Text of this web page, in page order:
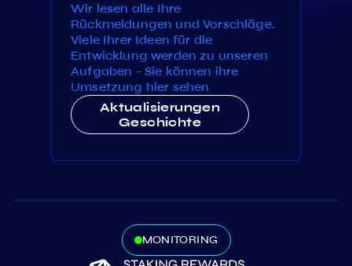
Wir lesen alle Ihre
Rückmeldungen und Vorschläge.
Viele Ihrer Ideen für die
Entwicklung werden zu unseren
Aufgaben - Sie können ihre
Umsetzung hier sehen
Aktualisierungen
Geschichte
MONITORING